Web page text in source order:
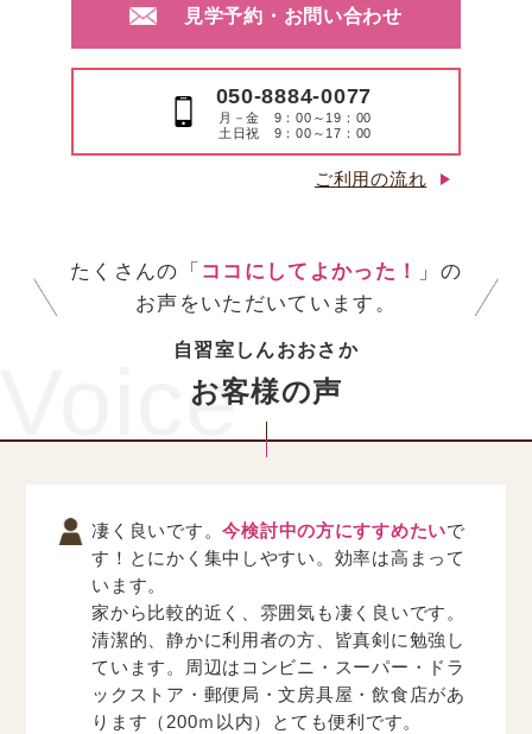
見学予約・お問い合わせ
050-8884-0077
月－金 9：00～19：00
土日祝 9：00～17：00
ご利用の流れ
たくさんの「 ココにしてよかった！
」の
お声をいただいています。
自習室しんおおさか
お客様の声
Voice
凄く良いです。今検討中の方にすすめたいで
す！とにかく集中しやすい。効率は高まって
います。
家から比較的近く、雰囲気も凄く良いです。
清潔的、静かに利用者の方、皆真剣に勉強し
ています。周辺はコンビニ・スーパー・ドラ
ックストア・郵便局・文房具屋・飲食店があ
ります（200ｍ以内）とても便利です。